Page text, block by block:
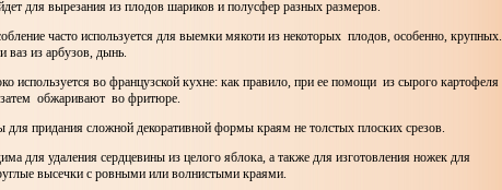
для вырезания из плодов шариков и полусфер разных размеров.
часто используется для выемки мякоти из некоторых плодов, особенно, крупных.
ваз из арбузов, дынь.
используется во французской кухне: как правило, при ее помощи из сырого картофеля
обжаривают во фритюре.
для придания сложной декоративной формы краям не толстых плоских срезов.
для удаления сердцевины из целого яблока, а также для изготовления ножек для
высечки с ровными или волнистыми краями.